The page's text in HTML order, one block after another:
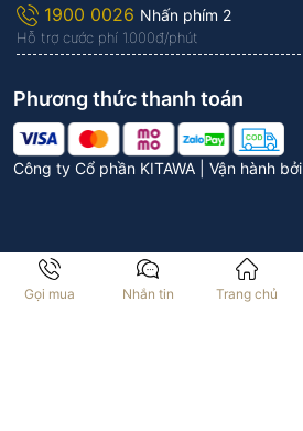
1900 0026 Nhấn phím 2
Hỗ trợ cước phí 1.000đ/phút
Công ty Cổ phần KITAWA | Vận hành bởi
Phương thức thanh toán
Gọi mua Nhắn tin Trang chủ